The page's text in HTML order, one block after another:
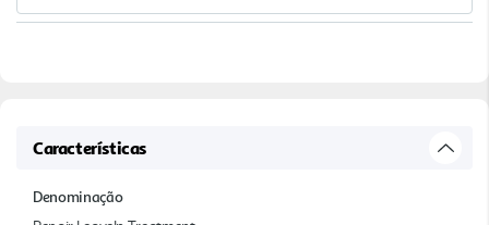
Características
Denominação